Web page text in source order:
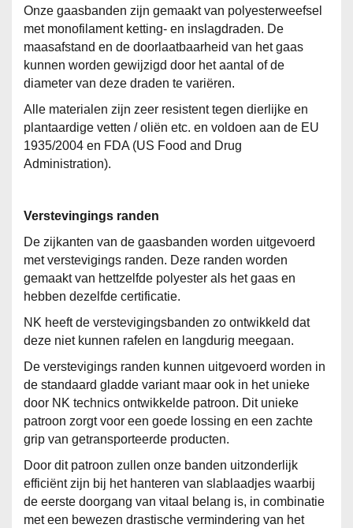
Onze gaasbanden zijn gemaakt van polyesterweefsel
met monofilament ketting- en inslagdraden. De
maasafstand en de doorlaatbaarheid van het gaas
kunnen worden gewijzigd door het aantal of de
diameter van deze draden te variëren.
Alle materialen zijn zeer resistent tegen dierlijke en
plantaardige vetten / oliën etc. en voldoen aan de EU
1935/2004 en FDA (US Food and Drug
Administration).
Verstevingings randen
De zijkanten van de gaasbanden worden uitgevoerd
met verstevigings randen. Deze randen worden
gemaakt van hettzelfde polyester als het gaas en
hebben dezelfde certificatie.
NK heeft de verstevigingsbanden zo ontwikkeld dat
deze niet kunnen rafelen en langdurig meegaan.
De verstevigings randen kunnen uitgevoerd worden in
de standaard gladde variant maar ook in het unieke
door NK technics ontwikkelde patroon. Dit unieke
patroon zorgt voor een goede lossing en een zachte
grip van getransporteerde producten.
Door dit patroon zullen onze banden uitzonderlijk
efficiënt zijn bij het hanteren van slablaadjes waarbij
de eerste doorgang van vitaal belang is, in combinatie
met een bewezen drastische vermindering van het